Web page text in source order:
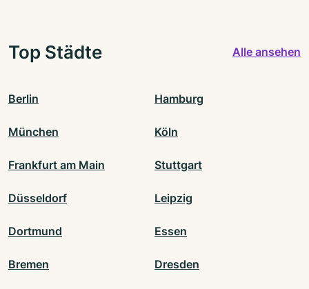
Top Städte Alle ansehen
Berlin Hamburg
München Köln
Frankfurt am Main Stuttgart
Düsseldorf Leipzig
Dortmund Essen
Bremen Dresden